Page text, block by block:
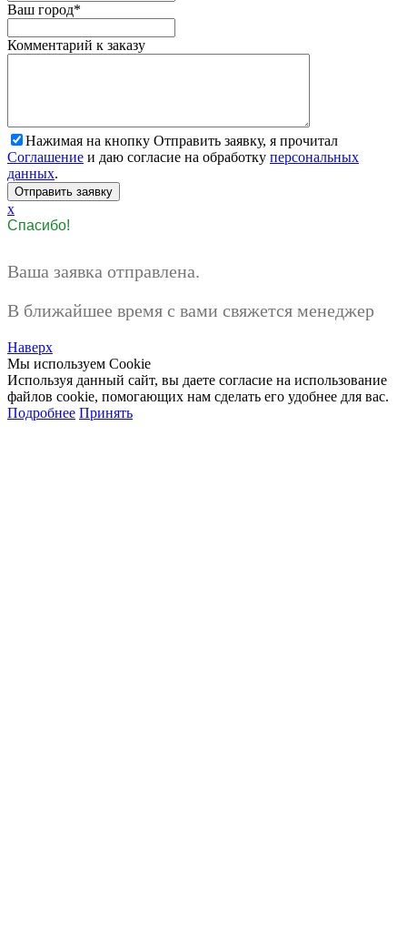
Ваш город*
Комментарий к заказу
Нажимая на кнопку Отправить заявку, я прочитал
Соглашение и даю согласие на обработку персональных
данных.
x
Спасибо!
Ваша заявка отправлена.
В ближайшее время с вами свяжется менеджер
Наверх
Мы используем Cookie
Используя данный сайт, вы даете согласие на использование
файлов cookie, помогающих нам сделать его удобнее для вас.
Подробнее Принять